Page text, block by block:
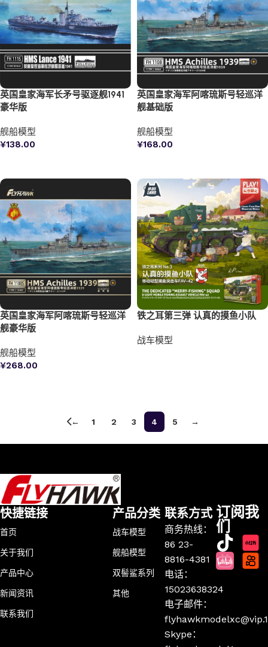
英国皇家海军长矛号驱逐舰1941
豪华版
舰船模型
¥138.00
英国皇家海军阿喀琉斯号轻巡洋
舰基础版
舰船模型
¥168.00
英国皇家海军阿喀琉斯号轻巡洋
舰豪华版
舰船模型
¥268.00
铁之耳第三弹 认真的摸鱼小队
战车模型
← 1 2 3 4 5 →
快捷链接
首页
关于我们
产品中心
新闻资讯
联系我们
产品分类
战车模型
舰船模型
双髻鲨系列
其他
联系方式
商务热线：
86 23-
8816-4381
电话：
15023638324
电子邮件：
Skype：
订阅我
们